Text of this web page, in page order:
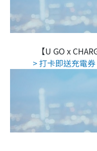
【U GO x
> 打卡即送充電